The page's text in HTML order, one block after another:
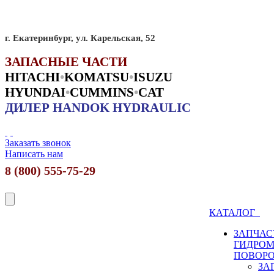
г. Екатеринбург, ул. Карельская, 52
ЗАПАСНЫЕ ЧАСТИ
HITACHI•KOMATSU•ISUZU
HYUNDAI•CUMMINS•CAT
ДИЛЕР HANDOK HYDRAULIC
Заказать звонок
Написать нам
8 (800) 555-75-29
КАТАЛОГ